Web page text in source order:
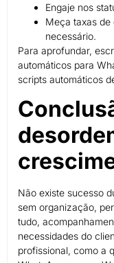
Engaje nos
Meça taxas de
necessário.
Para aprofundar,
automáticos para
scripts automáticos
Não existe sucesso
sem organização,
tudo,
necessidades do
profissional, como a